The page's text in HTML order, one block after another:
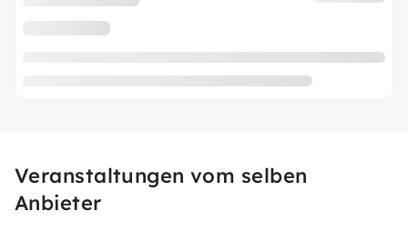
Veranstaltungen vom selben
Anbieter